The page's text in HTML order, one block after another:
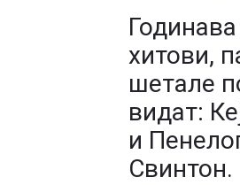
хитови,
шетале
видат:
и
Свинтон.